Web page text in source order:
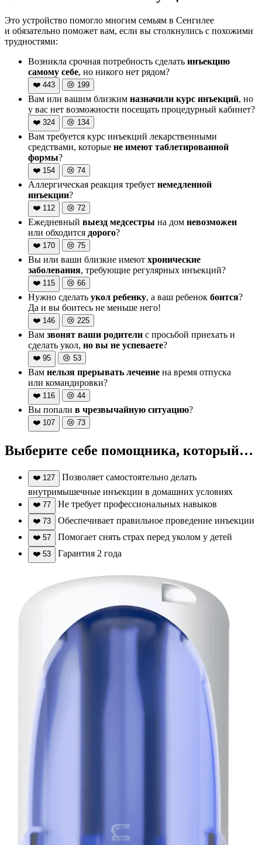
Это устройство помогло многим семьям в Сенгилее
и обязательно поможет вам, если вы столкнулись с похожими
трудностями:
Возникла срочная потребность сделать инъекцию
самому себе, но никого нет рядом?
❤️ 443 😢 199
Вам или вашим близким назначили курс инъекций, но
у вас нет возможности посещать процедурный кабинет?
❤️ 324 😢 134
Вам требуется курс инъекций лекарственными
средствами, которые не имеют таблетированной
формы?
❤️ 154 😢 74
Аллергическая реакция требует немедленной
инъекции?
❤️ 112 😢 72
Ежедневный выезд медсестры на дом невозможен
или обходится дорого?
❤️ 170 😢 75
Вы или ваши близкие имеют хронические
заболевания, требующие регулярных инъекций?
❤️ 115 😢 66
Нужно сделать укол ребенку, а ваш ребенок боится?
Да и вы боитесь не меньше него!
❤️ 146 😢 225
Вам звонят ваши родители с просьбой приехать и
сделать укол, но вы не успеваете?
❤️ 95 😢 53
Вам нельзя прерывать лечение на время отпуска
или командировки?
❤️ 116 😢 44
Вы попали в чрезвычайную ситуацию?
❤️ 107 😢 73
Выберите себе помощника, который…
❤️ 127
Позволяет самостоятельно делать
внутримышечные инъекции в домашних условиях
❤️ 77 Не требует профессиональных навыков
❤️ 73 Обеспечивает правильное проведение инъекции
❤️ 57 Помогает снять страх перед уколом у детей
❤️ 53 Гарантия 2 года